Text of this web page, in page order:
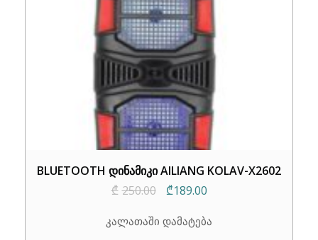
BLUETOOTH დინამიკი AILIANG KOLAV-X2602
₾ 250.00
Original
was:
₾189.00Current
is:
კალათაში დამატება